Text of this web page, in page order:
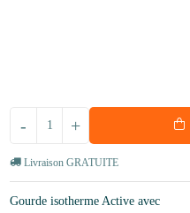
+
-
Livraison GRATUITE
Gourde isotherme Active avec